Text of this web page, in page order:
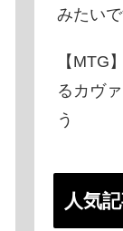
みたい
【MTG
るカヴ
う
人気